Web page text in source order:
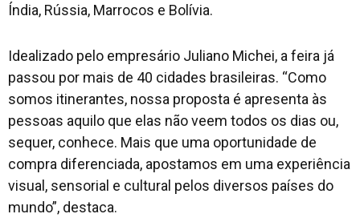
Índia, Rússia, Marrocos e Bolívia.
Idealizado pelo empresário Juliano Michei, a feira já
passou por mais de 40 cidades brasileiras. “Como
somos itinerantes, nossa proposta é apresenta às
pessoas aquilo que elas não veem todos os dias ou,
sequer, conhece. Mais que uma oportunidade de
compra diferenciada, apostamos em uma experiência
visual, sensorial e cultural pelos diversos países do
mundo”, destaca.